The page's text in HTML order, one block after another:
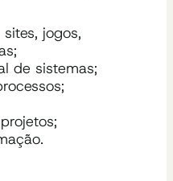
jogos,
de sistemas;